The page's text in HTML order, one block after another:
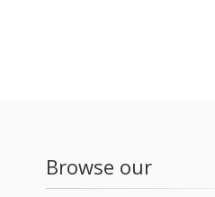
Browse our